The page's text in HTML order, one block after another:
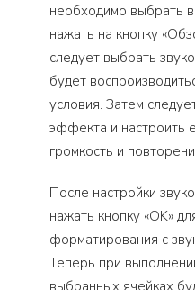
необходимо выбрать
нажать на кнопку
следует выбрать
будет
условия. Затем
эффекта и настроить
громкость и
После настройки
нажать кнопку «OK»
форматирования с
Теперь при
выбранных ячейках